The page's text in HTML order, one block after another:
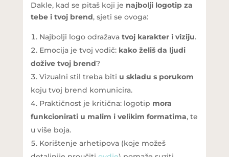
Dakle, kad se pitaš koji je najbolji logotip za
tebe i tvoj brend, sjeti se ovoga:
Najbolji logo odražavatvoj karakter i viziju.
Emocija je tvoj vodič: kako želiš da ljudi
dožive tvoj brend?
Vizualni stil treba biti u skladu s porukom
koju tvoj brend komunicira.
Praktičnost je kritična: logotip mora
funkcionirati u malim i velikim formatima, te
u više boja.
Korištenje arhetipova (koje možeš